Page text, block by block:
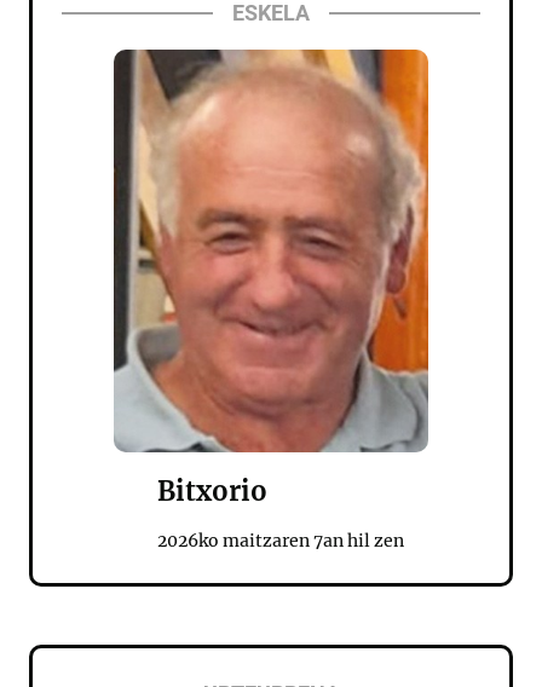
ESKELA
Bitxorio
2026ko maitzaren 7an hil zen